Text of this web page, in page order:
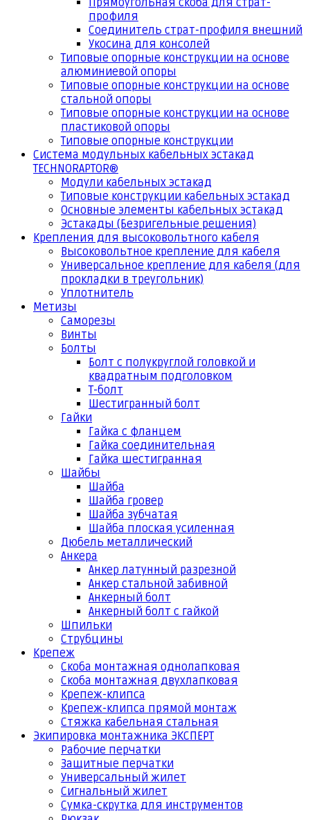
Прямоугольная скоба для страт-
профиля
Соединитель страт-профиля внешний
Укосина для консолей
Типовые опорные конструкции на основе
алюминиевой опоры
Типовые опорные конструкции на основе
стальной опоры
Типовые опорные конструкции на основе
пластиковой опоры
Типовые опорные конструкции
Система модульных кабельных эстакад
TECHNORAPTOR®
Модули кабельных эстакад
Типовые конструкции кабельных эстакад
Основные элементы кабельных эстакад
Эстакады (Безригельные решения)
Крепления для высоковольтного кабеля
Высоковольтное крепление для кабеля
Универсальное крепление для кабеля (для
прокладки в треугольник)
Уплотнитель
Метизы
Саморезы
Винты
Болты
Болт с полукруглой головкой и
квадратным подголовком
Т-болт
Шестигранный болт
Гайки
Гайка с фланцем
Гайка соединительная
Гайка шестигранная
Шайбы
Шайба
Шайба гровер
Шайба зубчатая
Шайба плоская усиленная
Дюбель металлический
Анкера
Анкер латунный разрезной
Анкер стальной забивной
Анкерный болт
Анкерный болт с гайкой
Шпильки
Струбцины
Крепеж
Скоба монтажная однолапковая
Скоба монтажная двухлапковая
Крепеж-клипса
Крепеж-клипса прямой монтаж
Стяжка кабельная стальная
Экипировка монтажника ЭКСПЕРТ
Рабочие перчатки
Защитные перчатки
Универсальный жилет
Сигнальный жилет
Сумка-скрутка для инструментов